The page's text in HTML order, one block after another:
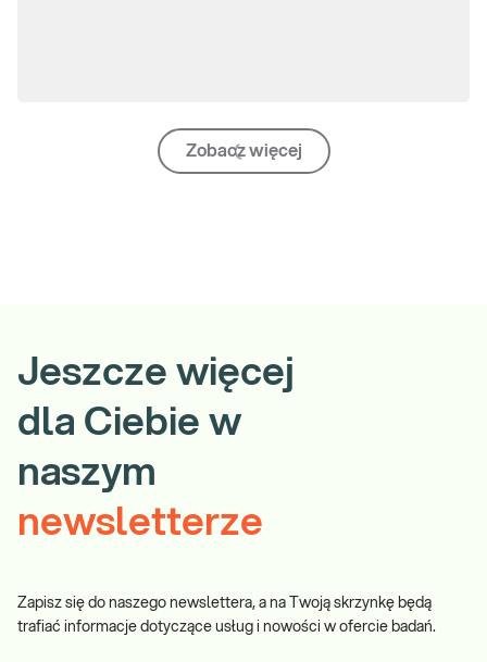
Zobacz więcej
Jeszcze więcej
dla Ciebie w
naszym
newsletterze
Zapisz się do naszego newslettera, a na Twoją skrzynkę będą
trafiać informacje dotyczące usług i nowości w ofercie badań.